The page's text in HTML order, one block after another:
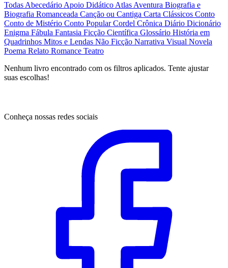
TodasAbecedárioApoio DidáticoAtlasAventura Biografia e
Biografia Romanceada Canção ou Cantiga Carta Clássicos Conto
Conto de Mistério Conto PopularCordel Crônica Diário Dicionário
Enigma Fábula Fantasia Ficção Científica Glossário História em
Quadrinhos Mitos e Lendas Não Ficção Narrativa Visual Novela
Poema Relato Romance Teatro
Nenhum livro encontrado com os filtros aplicados. Tente ajustar
suas escolhas!
Conheça nossas redes sociais